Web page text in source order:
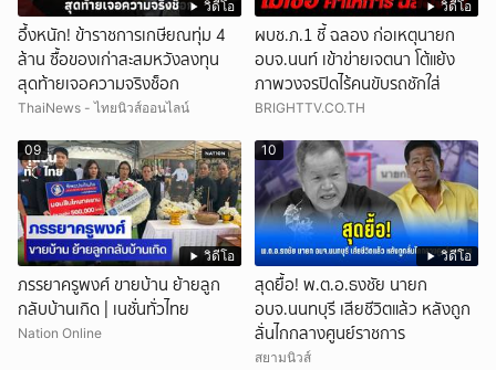
วิดีโอ
อึ้งหนัก! ข้าราชการเกษียณทุ่ม 4
ล้าน ซื้อของเก่าสะสมหวังลงทุน
สุดท้ายเจอความจริงช็อก
ThaiNews - ไทยนิวส์ออนไลน์
วิดีโอ
ผบช.ภ.1 ชี้ ฉลอง ก่อเหตุนายก
อบจ.นนท์ เข้าข่ายเจตนา โต้แย้ง
ภาพวงจรปิดไร้คนขับรถชักใส่
BRIGHTTV.CO.TH
วิดีโอ
09
ภรรยาครูพงศ์ ขายบ้าน ย้ายลูก
กลับบ้านเกิด | เนชั่นทั่วไทย
Nation Online
วิดีโอ
10
สุดยื้อ! พ.ต.อ.ธงชัย นายก
อบจ.นนทบุรี เสียชีวิตแล้ว หลังถูก
ลั่นไกกลางศูนย์ราชการ
สยามนิวส์